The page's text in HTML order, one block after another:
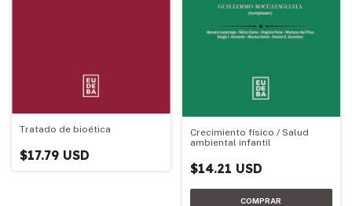
Tratado de bioética
$17.79 USD
Crecimiento físico / Salud
ambiental infantil
$14.21 USD